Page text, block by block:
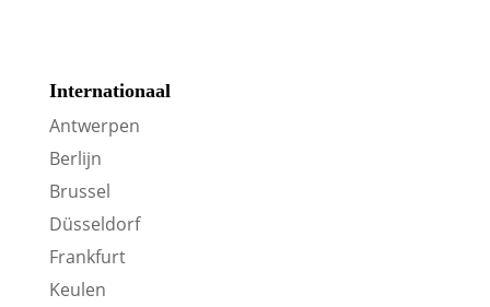
Internationaal
Antwerpen
Berlijn
Brussel
Düsseldorf
Frankfurt
Keulen